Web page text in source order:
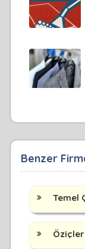
Benzer
Temel